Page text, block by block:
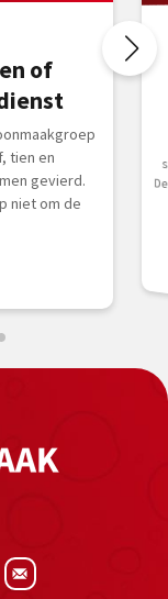
of
tien en
gevierd.
niet om de